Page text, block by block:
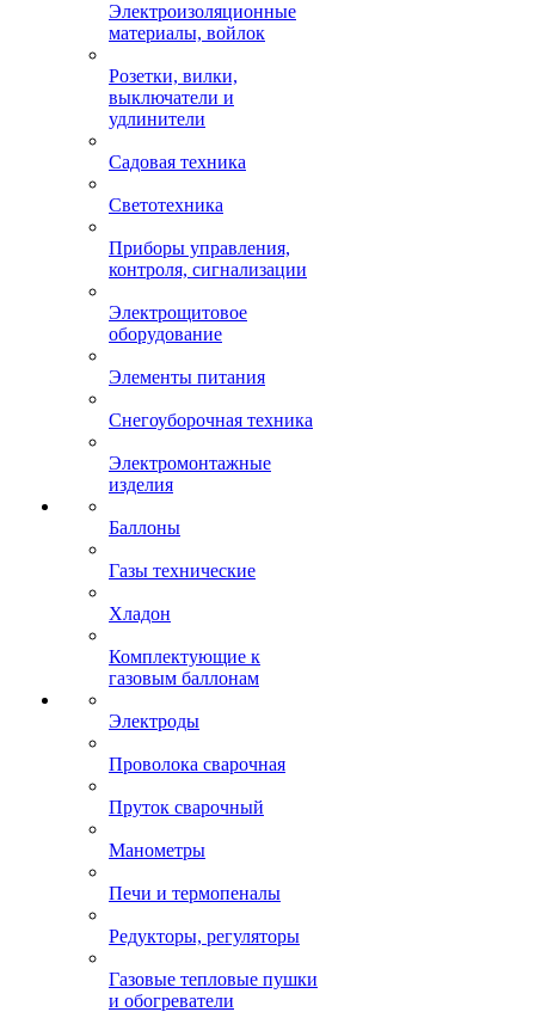
Электроизоляционные
материалы, войлок
Розетки, вилки,
выключатели и
удлинители
Садовая техника
Светотехника
Приборы управления,
контроля, сигнализации
Электрощитовое
оборудование
Элементы питания
Снегоуборочная техника
Электромонтажные
изделия
Баллоны
Газы технические
Хладон
Комплектующие к
газовым баллонам
Электроды
Проволока сварочная
Пруток сварочный
Манометры
Печи и термопеналы
Редукторы, регуляторы
Газовые тепловые пушки
и обогреватели